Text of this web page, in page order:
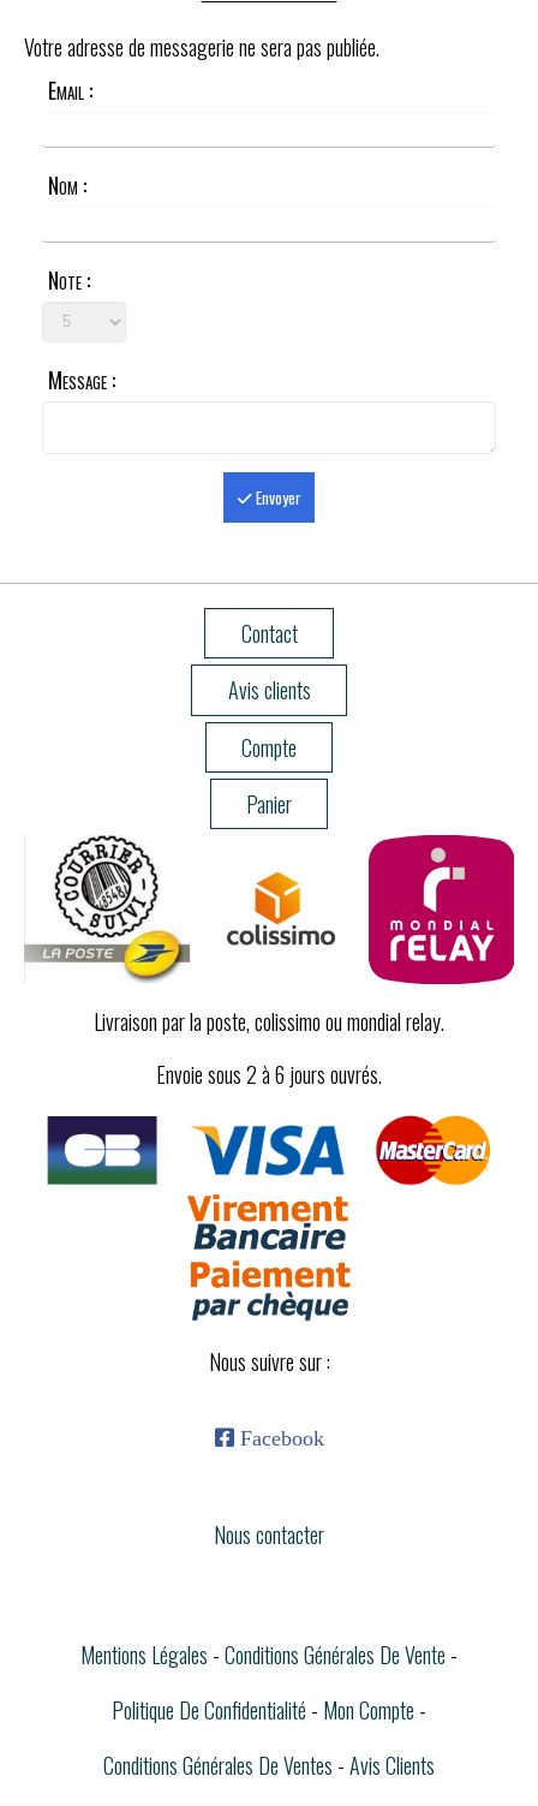
Votre adresse de messagerie ne sera pas publiée.
Email :
Nom :
Note :
Message :
Envoyer
Contact
Avis clients
Compte
Panier
Livraison par la poste, colissimo ou mondial relay.
Envoie sous 2 à 6 jours ouvrés.
Nous suivre sur :
 Facebook
Nous contacter
Mentions Légales Conditions Générales De Vente
Politique De Confidentialité
Mon Compte
Conditions Générales De Ventes Avis Clients